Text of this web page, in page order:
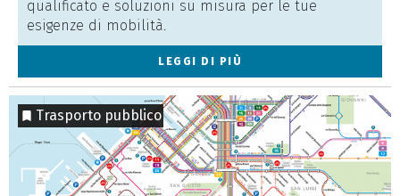
qualificato e soluzioni su misura per le tue
esigenze di mobilità.
LEGGI DI PIÙ
Trasporto pubblico